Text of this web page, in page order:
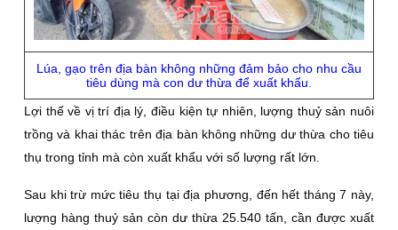
Lúa, gạo trên địa bàn không những đảm bảo cho nhu cầu
tiêu dùng mà con dư thừa để xuất khẩu.
Lợi thế về vị trí địa lý, điều kiện tự nhiên, lượng thuỷ sản nuôi
trồng và khai thác trên địa bàn không những dư thừa cho tiêu
thụ trong tỉnh mà còn xuất khẩu với số lượng rất lớn.
Sau khi trừ mức tiêu thụ tại địa phương, đến hết tháng 7 này,
lượng hàng thuỷ sản còn dư thừa 25.540 tấn, cần được xuất